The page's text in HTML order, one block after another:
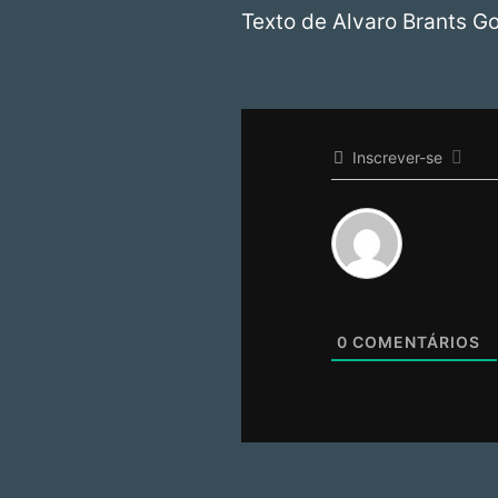
Texto de Alvaro Brants
Inscrever-se
0 COMENTÁRIOS